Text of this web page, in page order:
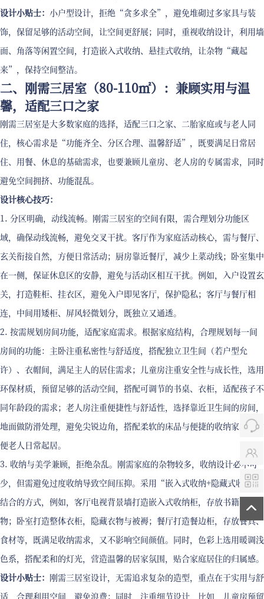
设计小贴士： 小户型设计，拒绝“贪多求全”，避免堆砌过多家具与装
饰，保留足够的活动空间，让空间更舒展；同时，重视收纳设计，利用墙
面、角落等闲置空间，打造嵌入式收纳、悬挂式收纳，让杂物“藏起
来”，保持空间整洁。
二、刚需三居室（80-110㎡）：兼顾实用与温
馨，适配三口之家
刚需三居室是大多数家庭的选择，适配三口之家、二胎家庭或与老人同
住，核心需求是“功能齐全、分区合理、温馨舒适”，既要满足日常居
住、用餐、休息的基础需求，也要兼顾儿童房、老人房的专属需求，同时
避免空间拥挤、功能混乱。
设计核心技巧：
1. 分区明确，动线流畅。刚需三居室的空间有限，需合理划分功能区
域，确保动线流畅，避免交叉干扰。客厅作为家庭活动核心，需与餐厅、
玄关衔接自然，方便日常活动；厨房靠近餐厅，减少上菜动线；卧室集中
在一侧，保证休息区的安静，避免与活动区相互干扰。例如，入户设置玄
关，打造鞋柜、挂衣区，避免入户即见客厅，保护隐私；客厅与餐厅相
连，中间用矮柜、屏风轻微划分，既独立又通透。
2. 按需规划房间功能，适配家庭需求。根据家庭结构，合理规划每一间
房间的功能：主卧注重私密性与舒适度，搭配独立卫生间（若户型允
许）、衣帽间，满足主人的居住需求；儿童房注重安全性与成长性，选用
环保材质，预留足够的活动空间，搭配可调节的书桌、衣柜，适配孩子不
同年龄段的需求；老人房注重便捷性与舒适性，选择靠近卫生间的房间，
地面做防滑处理，避免尖锐边角，搭配柔软的床品与便捷的收纳家具，方
便老人日常起居。
3. 收纳与美学兼顾，拒绝杂乱。刚需家庭的杂物较多，收纳设计必不可
少，但需避免过度收纳导致空间压抑。采用“嵌入式收纳+隐藏式收纳”
结合的方式，例如，客厅电视背景墙打造嵌入式收纳柜，存放书籍、杂
物；卧室打造整体衣柜，隐藏衣物与被褥；餐厅打造餐边柜，存放餐具、
食材等，既满足收纳需求，又不影响空间颜值。同时，色彩上选用暖调浅
色系，搭配柔和的灯光，营造温馨的居家氛围，贴合家庭居住的归属感。
设计小贴士： 刚需三居室设计，无需追求复杂的造型，重点在于实用与舒
适，合理利用空间，避免浪费；同时，注重细节设计，比如，儿童房预留